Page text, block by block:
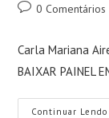
0 Comentários
Carla Mariana
BAIXAR PAINEL
Continuar Lendo